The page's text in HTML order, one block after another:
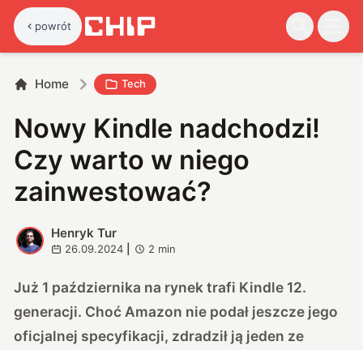
powrót
Home Tech
Nowy Kindle nadchodzi!
Czy warto w niego
zainwestować?
H
Henryk Tur
26.09.2024 2 min
Już 1 października na rynek trafi Kindle 12.
generacji. Choć Amazon nie podał jeszcze jego
oficjalnej specyfikacji, zdradził ją jeden ze